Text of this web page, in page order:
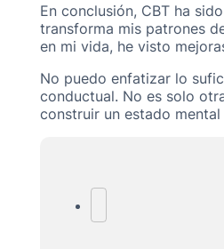
En conclusión, CBT ha
transforma mis patrones
en mi vida, he visto
No puedo enfatizar lo
conductual. No es solo
construir un estado